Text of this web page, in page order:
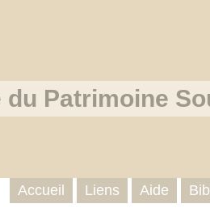
du Patrimoine
Accueil Liens Aide